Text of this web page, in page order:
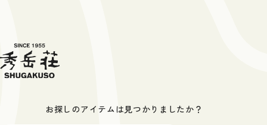
お探しのアイテムは見つかりましたか？